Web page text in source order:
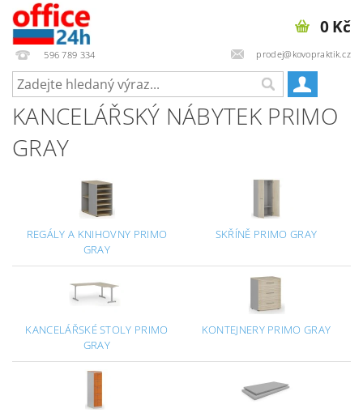
596 789 334 prodej@kovopraktik.cz
0 Kč
KANCELÁŘSKÝ NÁBYTEK PRIMO
GRAY
REGÁLY A KNIHOVNY PRIMO
GRAY
SKŘÍNĚ PRIMO GRAY
KANCELÁŘSKÉ STOLY PRIMO
GRAY
KONTEJNERY PRIMO GRAY